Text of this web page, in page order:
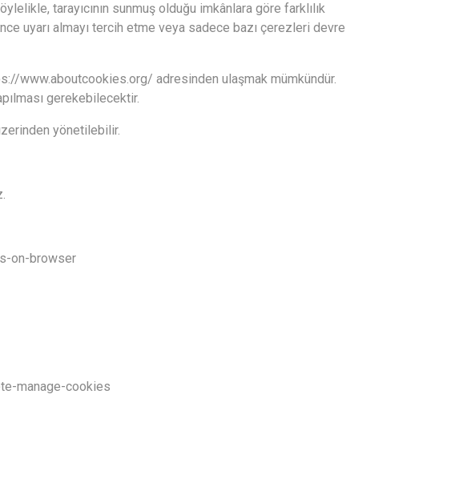
tarayıcının sunmuş olduğu imkânlara göre farklılık
uyarı almayı tercih etme veya sadece bazı çerezleri devre
www.aboutcookies.org/ adresinden ulaşmak mümkündür.
gerekebilecektir.
yönetilebilir.
on-browser
manage-cookies